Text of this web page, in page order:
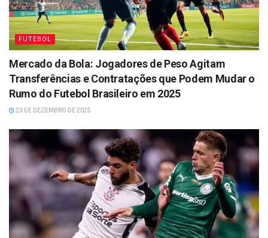
FUTEBOL
Mercado da Bola: Jogadores de Peso Agitam
Transferências e Contratações que Podem Mudar o
Rumo do Futebol Brasileiro em 2025
23 DE DEZEMBRO DE 2025